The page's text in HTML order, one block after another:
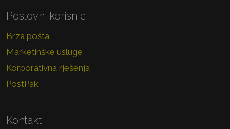
Poslovni korisnici
Brza pošta
Marketinške usluge
Korporativna rješenja
PostPak
Kontakt